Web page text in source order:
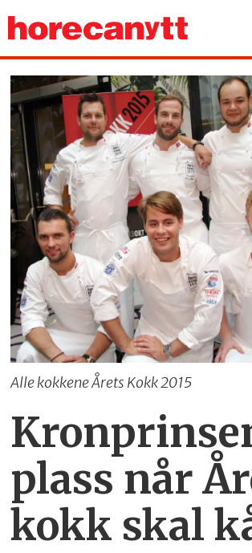
Alle kokkene Årets Kokk 2015
plass når
kokk skal